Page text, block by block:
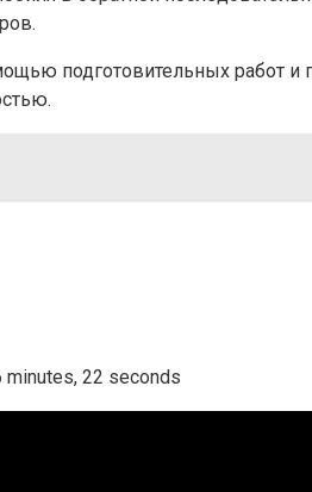
подготовительных работ
minutes, 22 seconds